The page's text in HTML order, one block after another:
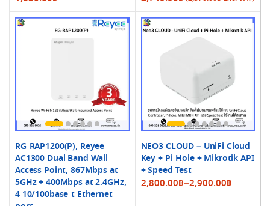
RG-RAP1200(P), Reyee
AC1300 Dual Band Wall
Access Point, 867Mbps at
5GHz + 400Mbps at 2.4GHz,
4 10/100base-t Ethernet
NEO3 CLOUD – UniFi Cloud
Key + Pi-Hole + Mikrotik API
+ Speed Test
2,800.00฿–2,900.00฿
Price